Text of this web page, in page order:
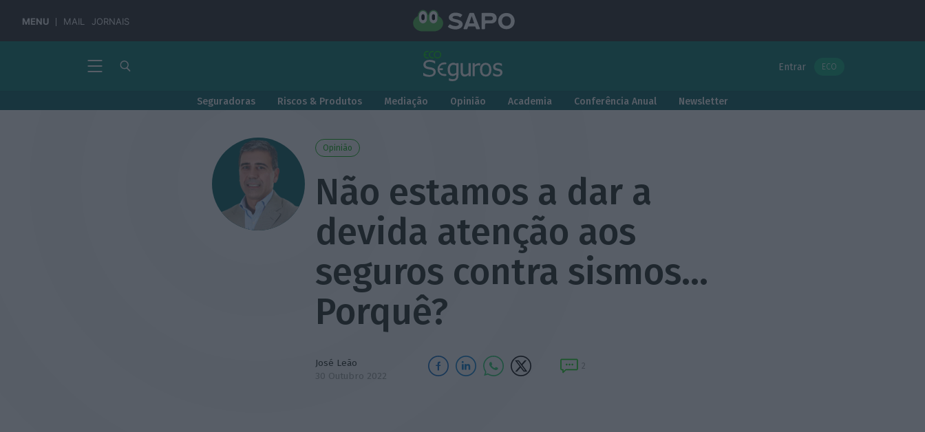
MENU MAIL JORNAIS
Entrar ECO
Seguradoras Riscos & Produtos Mediação Opinião Academia Conferência Anual Newsletter
Opinião
Não estamos a dar a
devida atenção aos
seguros contra sismos…
Porquê?
José Leão
30 Outubro 2022
2